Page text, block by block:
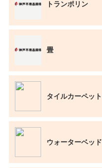
トランポリン
畳
タイルカーペット
ウォーターベッド